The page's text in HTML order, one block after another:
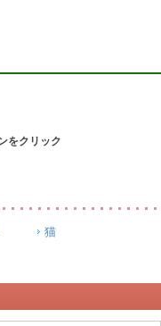
をクリック
猫